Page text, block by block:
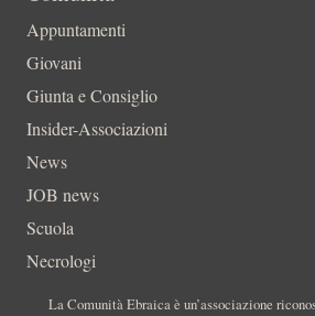
Appuntamenti
Giovani
Giunta e Consiglio
Insider-Associazioni
News
JOB news
Scuola
Necrologi
La Comunità Ebraica è un’associazione